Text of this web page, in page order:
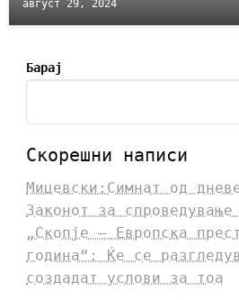
август 29, 2024
Барај
Скорешни написи
Мицевски:Симнат од
Законот за
„Скопје – Европска
година“: Ќе се
создадат услови за тоа